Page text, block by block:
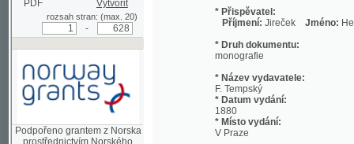
Podpořeno grantem z Norska
prostřednictvím Norského
* Druh dokumentu:
monografie
* Název vydavatele:
F. Tempský
1880
* Místo vydání:
V Praze
* Fyzický popis:
Rozměry: